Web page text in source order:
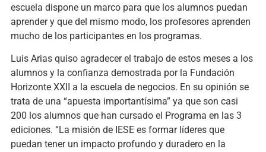
escuela dispone un marco para que los alumnos puedan
aprender y que del mismo modo, los profesores aprenden
mucho de los participantes en los programas.
Luis Arias quiso agradecer el trabajo de estos meses a los
alumnos y la confianza demostrada por la Fundación
Horizonte XXII a la escuela de negocios. En su opinión se
trata de una “apuesta importantísima” ya que son casi
200 los alumnos que han cursado el Programa en las 3
ediciones. “La misión de IESE es formar líderes que
puedan tener un impacto profundo y duradero en la